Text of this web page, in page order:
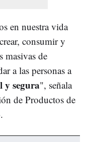
en nuestra vida
consumir y
masivas de
a las personas a
y segura", señala
de Productos de